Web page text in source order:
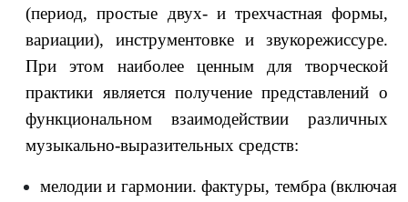
(период, простые двух- и трехчастная формы,
вариации), инструментовке и звукорежиссуре.
При этом наиболее ценным для творческой
практики является получение представлений о
функциональном взаимодействии различных
музыкально-выразительных средств:
мелодии и гармонии. фактуры, тембра (включая